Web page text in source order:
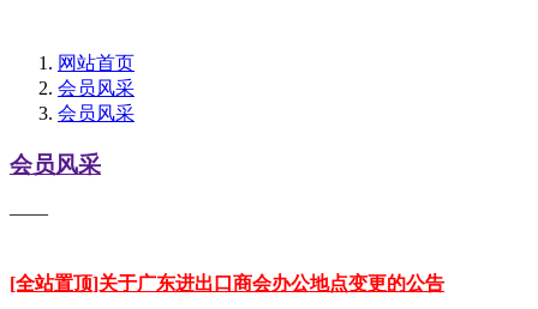
网站首页
会员风采
会员风采
会员风采
——
[全站置顶]关于广东进出口商会办公地点变更的公告